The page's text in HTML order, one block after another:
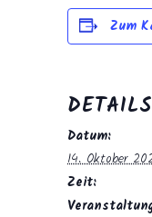
Zum
DETAILS
Datum:
14. Oktober
Zeit: